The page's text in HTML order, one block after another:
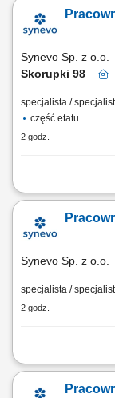
Prowadzenie
Pobrań; Obsługa
Synevo Sp. z o.o.
Skorupki 98
specjalista /
część etatu
2 godz.
Opis stanowiska:
Prowadzenie
Pobrań; Obsługa
Synevo Sp. z o.o.
specjalista /
2 godz.
Opis stanowiska:
Prowadzenie